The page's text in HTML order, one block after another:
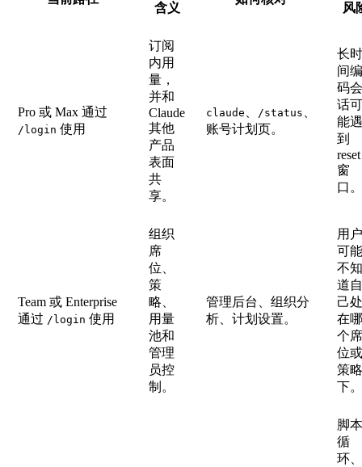
含义 风
Pro 或 Max 通过
/login 使用
订阅
内用
量，
并和
Claude
其他
产品
表面
共
享。
claude /status
账号计划页。
长时
间编
码会
话可
能遇
到
reset
窗
口。
Team 或 Enterprise
通过 /login 使用
组织
席
位、
策
略、
用量
池和
管理
员控
制。
管理后台、组织分
析、计划设置。
用户
可能
不知
道自
己处
在哪
个席
位或
策略
下。
脚本
循
环、